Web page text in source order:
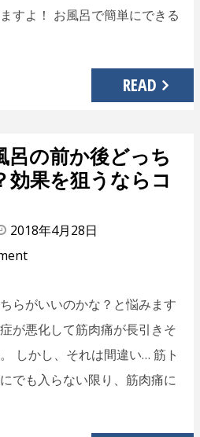
すよ！ お風呂で簡単にできる
READ
呂の前か後どっち
効果を狙うならコ
2018年4月28日
らがいいのかな？と悩みます
が悪化して筋肉痛が長引きそ
しかし、それは間違い… 筋ト
でも入らない限り、筋肉痛に